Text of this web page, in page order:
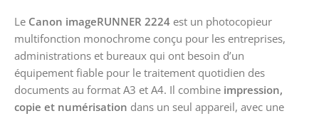
Le Canon imageRUNNER 2224 est un photocopieur
multifonction monochrome conçu pour les entreprises,
administrations et bureaux qui ont besoin d’un
équipement fiable pour le traitement quotidien des
documents au format A3 et A4. Il combine impression,
copie et numérisation dans un seul appareil, avec une